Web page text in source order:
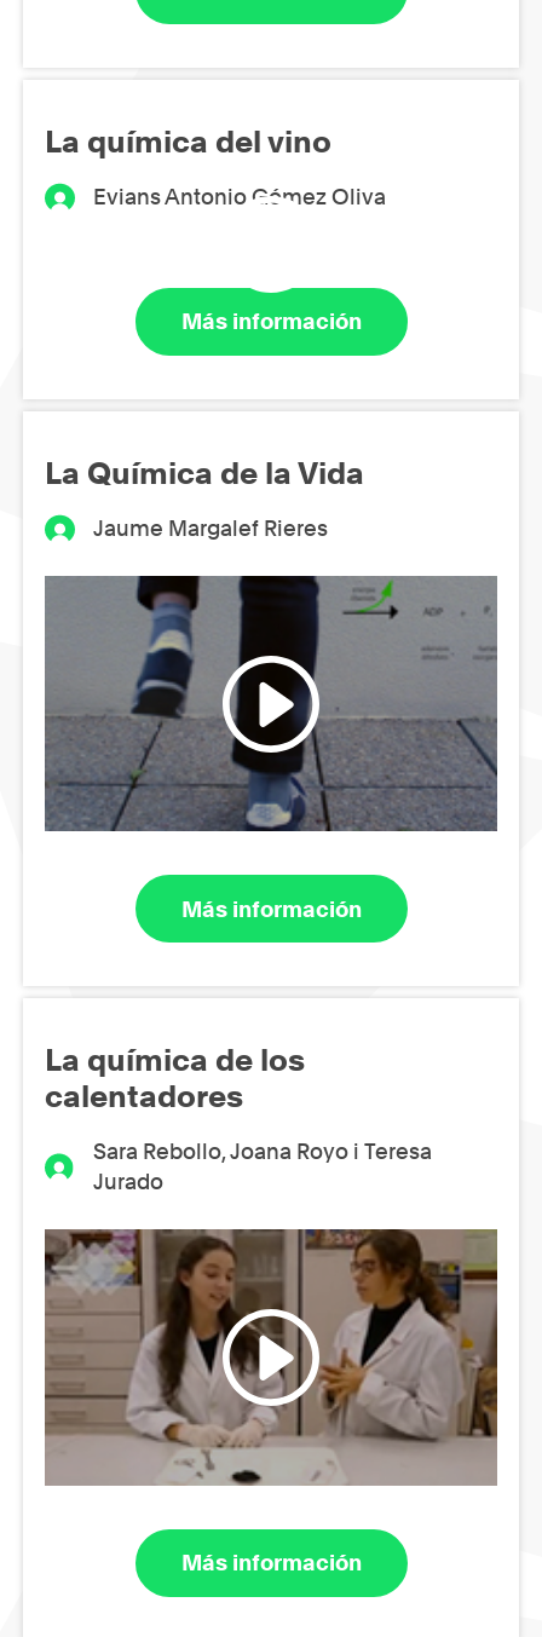
La química del vino
Evians Antonio Gómez Oliva
Más información
La Química de la Vida
Jaume Margalef Rieres
Más información
La química de los
calentadores
Sara Rebollo, Joana Royo i Teresa
Jurado
Más información